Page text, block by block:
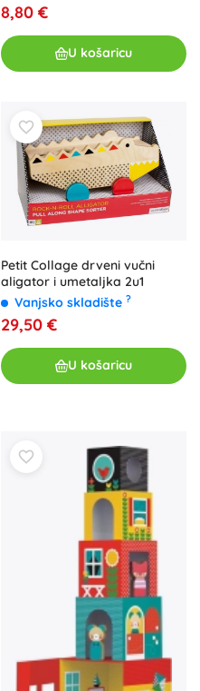
8,80 €
U košaricu
Petit Collage drveni vučni
aligator i umetaljka 2u1
Vanjsko skladište ?
29,50 €
U košaricu